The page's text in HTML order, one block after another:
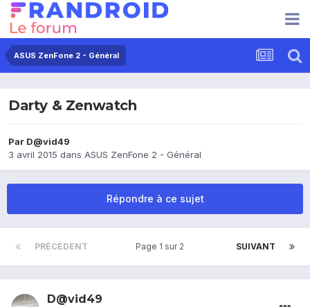
ASUS ZenFone 2 - Général
Darty & Zenwatch
Par D@vid49
3 avril 2015 dans ASUS ZenFone 2 - Général
Répondre à ce sujet
PRÉCÉDENT SUIVANT
Page 1 sur 2
D@vid49